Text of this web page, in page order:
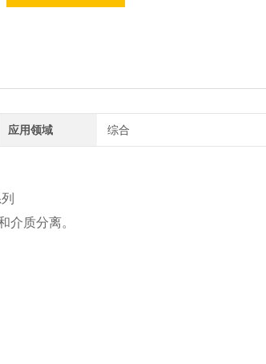
应用领域 综合
介质分离。